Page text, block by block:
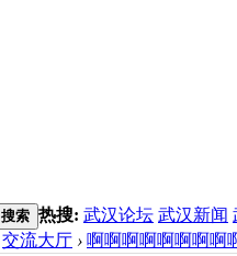
搜索 热搜: 武汉论坛 武汉新闻
交流大厅 › 啊啊啊啊啊啊啊啊